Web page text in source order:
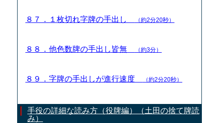
８７．１枚切れ字牌の手出し （約2分20秒）
８８．他色数牌の手出し皆無 （約3分）
８９．字牌の手出しが進行速度 （約2分20秒）
手役の詳細な読み方（役牌編）（土田の捨て牌読
み）